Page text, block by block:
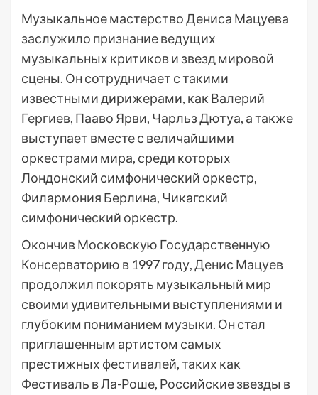
Музыкальное мастерство Дениса Мацуева
заслужило признание ведущих
музыкальных критиков и звезд мировой
сцены. Он сотрудничает с такими
известными дирижерами, как Валерий
Гергиев, Пааво Ярви, Чарльз Дютуа, а также
выступает вместе с величайшими
оркестрами мира, среди которых
Лондонский симфонический оркестр,
Филармония Берлина, Чикагский
симфонический оркестр.
Окончив Московскую Государственную
Консерваторию в 1997 году, Денис Мацуев
продолжил покорять музыкальный мир
своими удивительными выступлениями и
глубоким пониманием музыки. Он стал
приглашенным артистом самых
престижных фестивалей, таких как
Фестиваль в Ла-Роше, Российские звезды в